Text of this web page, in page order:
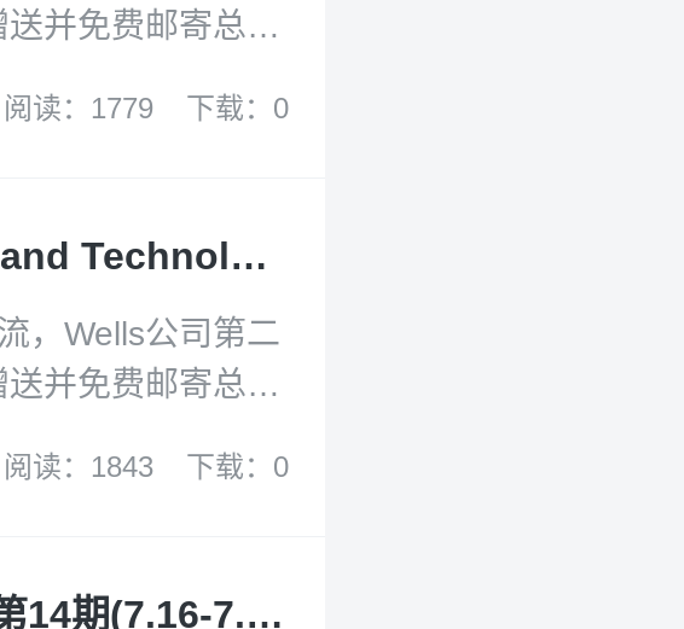
并免费邮寄总计
迎各位踊跃参
阅读：1779 下载：0
西南政法大学英文期刊Science and Technology Law Review及《成长的法律烦恼》赠书活动预告
，Wells公司第二
并免费邮寄总计
版）以及6册沈
迎各位踊跃参
阅读：1843 下载：0
最新海洋动态与文献2025年7月第14期(7.16-7.31)